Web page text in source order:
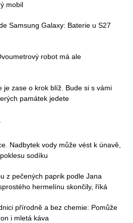
mobil
Samsung Galaxy: Baterie u S27
robot má ale
je zase o krok blíž. Bude si s vámi
památek jedete
Nadbytek vody může vést k únavě,
sodíku
z pečených paprik podle Jana
hermelínu skončily, říká
přírodně a bez chemie: Pomůže
i mletá káva